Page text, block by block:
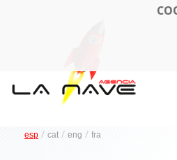
esp / cat / eng / fra